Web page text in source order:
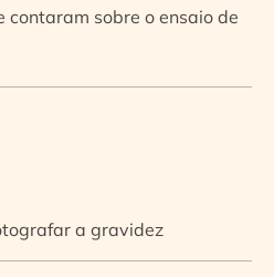
contaram sobre o ensaio de
a gravidez